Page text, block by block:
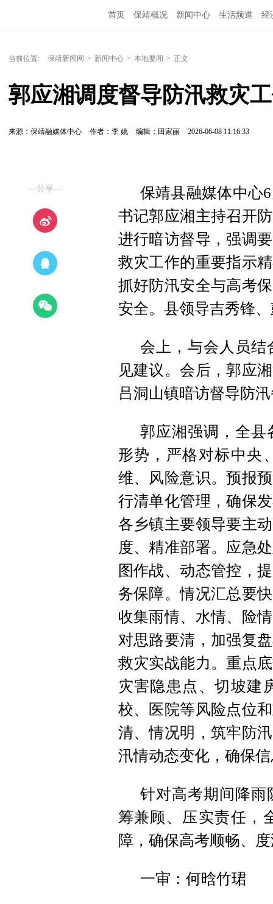
首页 保靖概况 新闻中心 生活频道 经
当前位置: 保靖新闻网 > 新闻中心 > 本地要闻 > 正文
郭应湘调度督导防汛救灾
来源：保靖融媒体中心 作者：李 姚 编辑：田家丽 2026-06-08 11:16:33
—分享—
保靖县融媒体中心
书记郭应湘主持召开
进行暗访督导，强调
救灾工作的重要指示
抓好防汛安全与高考
安全。县领导吉秀锋
会上，与会人员结
见建议。会后，郭应
吕洞山镇暗访督导防
郭应湘强调，全县
形势，严格对标中央
维、风险意识。预报
行清单化管理，确保
各乡镇主要领导要主
度、精准部署。应急
图作战、动态管控，
务保障。情况汇总要
收集雨情、水情、险
对思路要清，加强复
救灾实战能力。重点
灾害隐患点、切坡建
校、医院等风险点位
清、情况明，筑牢防
汛情动态变化，确保
针对高考期间降雨
筹兼顾、压实责任，
障，确保高考顺畅、
一审：何晗竹珺